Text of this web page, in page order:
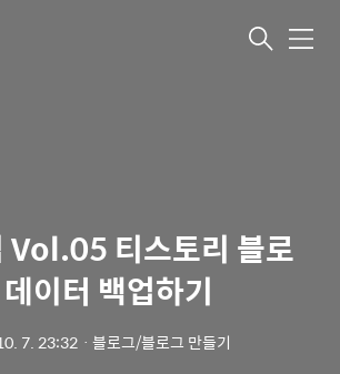
메
Vol.05 티스토리 블로
이터 백업하기
7. 23:32ㆍ 블로그/블로그 만들기